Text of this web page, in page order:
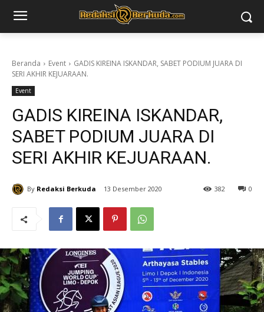
Beranda Event
GADIS KIREINA ISKANDAR, SABET PODIUM JUARA DI
SERI AKHIR KEJUARAAN.
Event
GADIS KIREINA ISKANDAR,
SABET PODIUM JUARA DI
SERI AKHIR KEJUARAAN.
By Redaksi Berkuda 13 Desember 2020 0
382